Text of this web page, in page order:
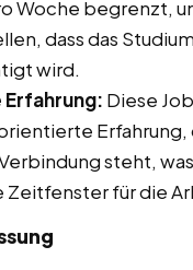
Woche begrenzt,
dass das
wird.
Diese
steht,
Zeitfenster für die